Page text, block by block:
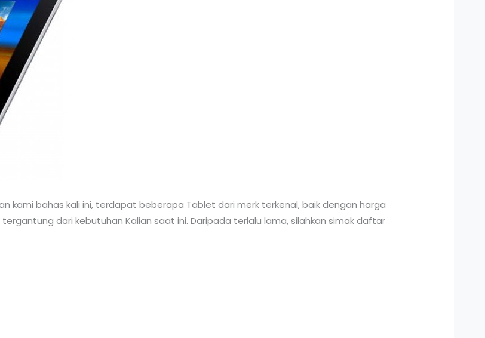
kami bahas kali ini, terdapat beberapa Tablet dari merk terkenal, baik dengan harga
dari kebutuhan Kalian saat ini. Daripada terlalu lama, silahkan simak daftar